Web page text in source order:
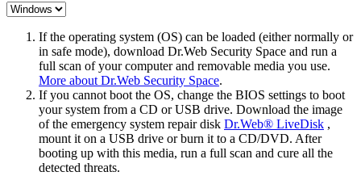
If the operating system (OS) can be loaded (either normally or
in safe mode), download Dr.Web Security Space and run a
full scan of your computer and removable media you use.
More about Dr.Web Security Space.
If you cannot boot the OS, change the BIOS settings to boot
your system from a CD or USB drive. Download the image
of the emergency system repair disk Dr.Web® LiveDisk ,
mount it on a USB drive or burn it to a CD/DVD. After
booting up with this media, run a full scan and cure all the
detected threats.